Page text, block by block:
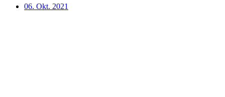
06. Okt. 2021